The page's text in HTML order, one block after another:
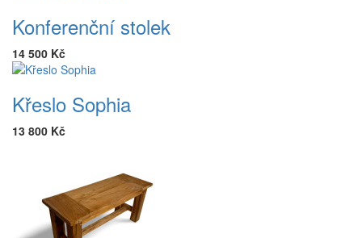
Konferenční stolek
14 500 Kč
Křeslo Sophia
13 800 Kč